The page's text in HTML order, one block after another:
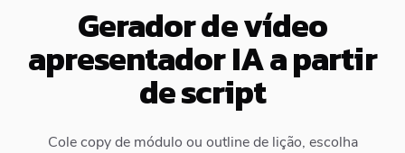
Gerador de vídeo
apresentador IA a partir
de script
Cole copy de módulo ou outline de lição, escolha